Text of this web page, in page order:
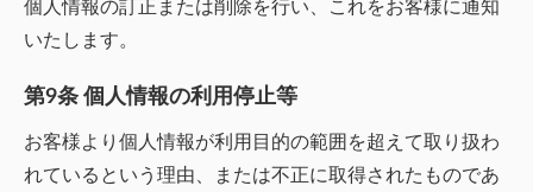
個人情報の訂正または削除を行い、これをお客様に通知
いたします。
第9条 個人情報の利用停止等
お客様より個人情報が利用目的の範囲を超えて取り扱わ
れているという理由、または不正に取得されたものであ